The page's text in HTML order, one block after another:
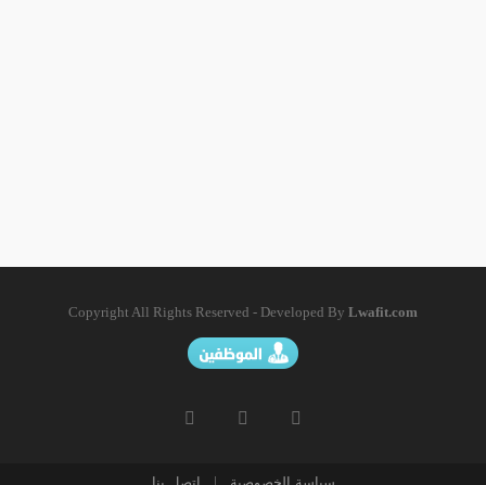
Copyright All Rights Reserved - Developed By Lwafit.com